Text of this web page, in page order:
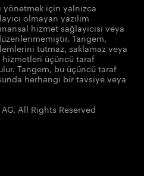
yönetmek için yalnızca
olmayan yazılım
hizmet sağlayıcısı veya
Tangem,
tutmaz, saklamaz veya
üçüncü taraf
Tangem, bu üçüncü taraf
herhangi bir tavsiye veya